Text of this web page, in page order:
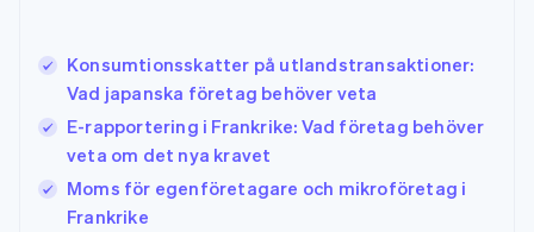
Konsumtionsskatter på utlandstransaktioner:
Vad japanska företag behöver veta
E-rapportering i Frankrike: Vad företag behöver
veta om det nya kravet
Moms för egenföretagare och mikroföretag i
Frankrike
Italien
ItalianoEnglish
Japan
日本語 English
English Français
Kroatien